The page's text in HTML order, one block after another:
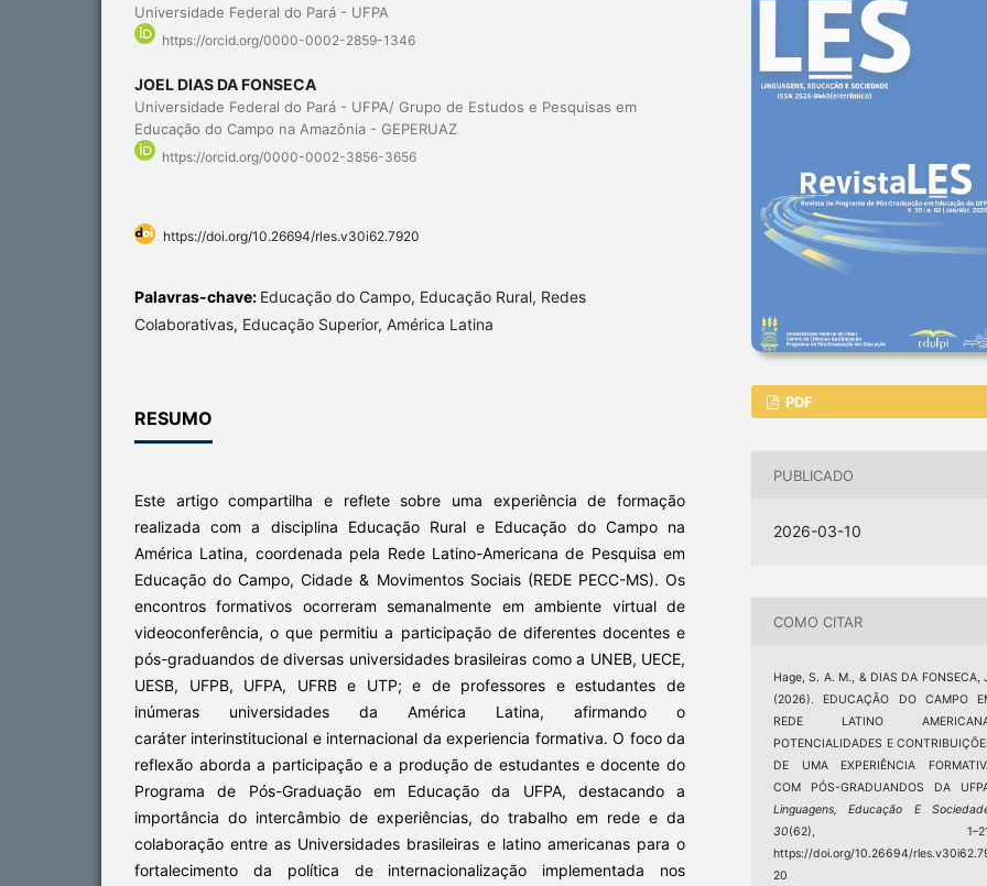
Universidade Federal do Pará - UFPA
https://orcid.org/0000-0002-2859-1346
JOEL DIAS DA FONSECA
Universidade Federal do Pará - UFPA/ Grupo de Estudos e Pesquisas em
Educação do Campo na Amazônia - GEPERUAZ
https://orcid.org/0000-0002-3856-3656
https://doi.org/10.26694/rles.v30i62.7920
Palavras-chave: Educação do Campo, Educação Rural, Redes
Colaborativas, Educação Superior, América Latina
RESUMO
Este artigo compartilha e reflete sobre uma experiência de formação
realizada com a disciplina Educação Rural e Educação do Campo na
América Latina, coordenada pela Rede Latino-Americana de Pesquisa em
Educação do Campo, Cidade & Movimentos Sociais (REDE PECC-MS). Os
encontros formativos ocorreram semanalmente em ambiente virtual de
videoconferência, o que permitiu a participação de diferentes docentes e
pós-graduandos de diversas universidades brasileiras como a UNEB, UECE,
UESB, UFPB, UFPA, UFRB e UTP; e de professores e estudantes de
inúmeras universidades da América Latina, afirmando o
caráter interinstitucional e internacional da experiencia formativa. O foco da
reflexão aborda a participação e a produção de estudantes e docente do
Programa de Pós-Graduação em Educação da UFPA, destacando a
importância do intercâmbio de experiências, do trabalho em rede e da
colaboração entre as Universidades brasileiras e latino americanas para o
fortalecimento da política de internacionalização implementada nos
PDF
PUBLICADO
2026-03-10
COMO CITAR
Hage, S. A. M., & DIAS DA FONSECA,
(2026). EDUCAÇÃO DO CAMPO
REDE LATINO
POTENCIALIDADES E
DE UMA EXPERIÊNCIA
COM PÓS-GRADUANDOS DA
Linguagens, Educação E
30(62),
https://doi.org/10.26694/
20